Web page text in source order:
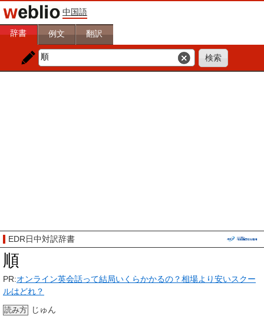
中国語
辞書 例文 翻訳
EDR日中対訳辞書
順
PR:オンライン英会話って結局いくらかかるの？相場より安いスクー
ルはどれ？
読み方 じゅん